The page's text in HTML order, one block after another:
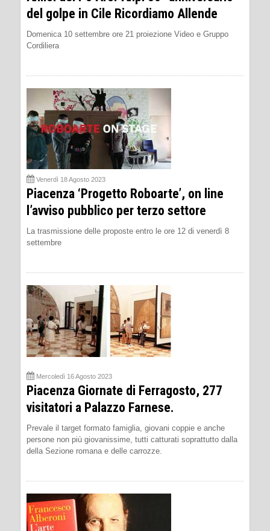
del golpe in Cile Ricordiamo Allende
Domenica 10 settembre ore 21 proiezione Video e Gruppo
Cordiliera
Venerdì 18 Agosto 2023
Piacenza ‘Progetto Roboarte’, on line
l’avviso pubblico per terzo settore
La trasmissione delle proposte entro le ore 12 di venerdì 8
settembre
Mercoledì 16 Agosto 2023
Piacenza Giornate di Ferragosto, 277
visitatori a Palazzo Farnese.
Prevale il target formato famiglia, giovani coppie e anche
persone non più giovanissime, tutti catturati soprattutto dalla
della Sezione romana e delle carrozze.